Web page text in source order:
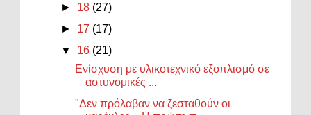
► 18 (27)
► 17 (17)
▼ 16 (21)
Ενίσχυση με υλικοτεχνικό εξοπλισμό σε
αστυνομικές ...
"Δεν πρόλαβαν να ζεσταθούν οι